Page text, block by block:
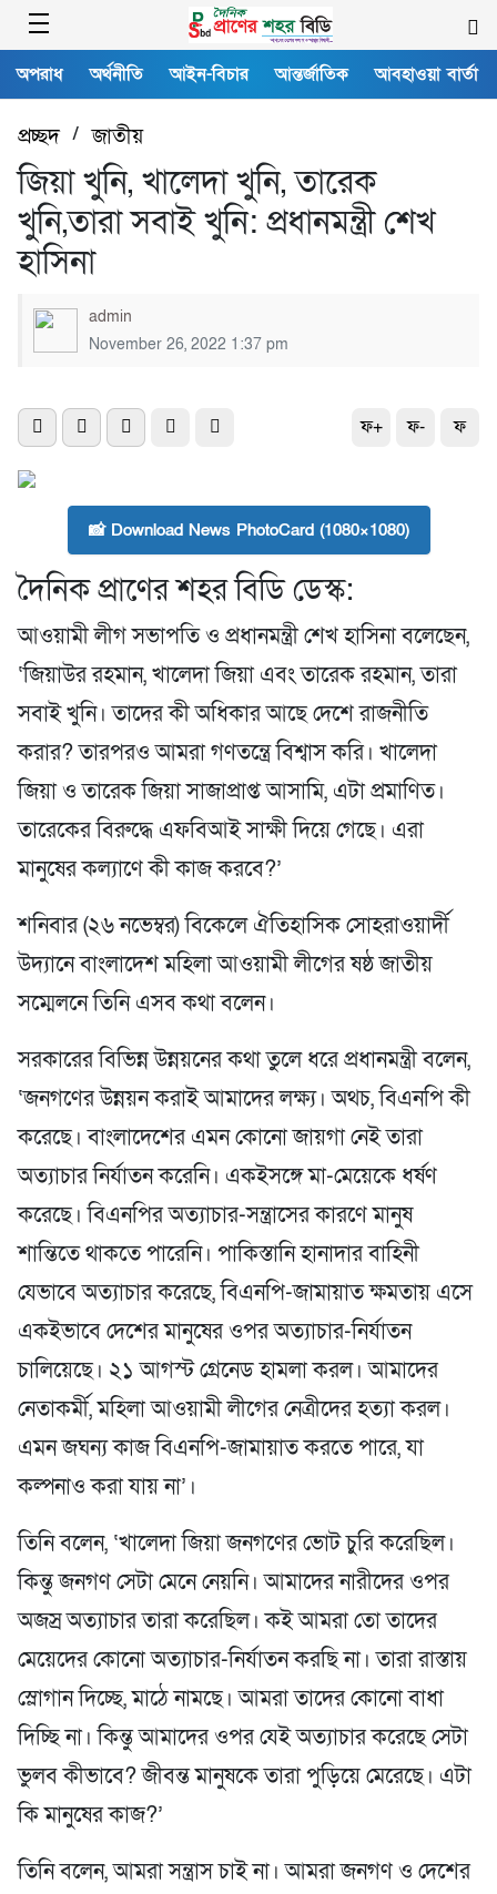
অপরাধ অর্থনীতি আইন-বিচার আন্তর্জাতিক আবহাওয়া বার্তা
প্রচ্ছদ/জাতীয়
জিয়া খুনি, খালেদা খুনি, তারেক
খুনি,তারা সবাই খুনি: প্রধানমন্ত্রী শেখ
হাসিনা
admin
November 26, 2022 1:37 pm
ফ+ ফ- ফ
📸 Download News PhotoCard (1080×1080)
দৈনিক প্রাণের শহর বিডি ডেস্ক:
আওয়ামী লীগ সভাপতি ও প্রধানমন্ত্রী শেখ হাসিনা বলেছেন,
‘জিয়াউর রহমান, খালেদা জিয়া এবং তারেক রহমান, তারা
সবাই খুনি। তাদের কী অধিকার আছে দেশে রাজনীতি
করার? তারপরও আমরা গণতন্ত্রে বিশ্বাস করি। খালেদা
জিয়া ও তারেক জিয়া সাজাপ্রাপ্ত আসামি, এটা প্রমাণিত।
তারেকের বিরুদ্ধে এফবিআই সাক্ষী দিয়ে গেছে। এরা
মানুষের কল্যাণে কী কাজ করবে?’
শনিবার (২৬ নভেম্বর) বিকেলে ঐতিহাসিক সোহরাওয়ার্দী
উদ্যানে বাংলাদেশ মহিলা আওয়ামী লীগের ষষ্ঠ জাতীয়
সম্মেলনে তিনি এসব কথা বলেন।
সরকারের বিভিন্ন উন্নয়নের কথা তুলে ধরে প্রধানমন্ত্রী বলেন,
‘জনগণের উন্নয়ন করাই আমাদের লক্ষ্য। অথচ, বিএনপি কী
করেছে। বাংলাদেশের এমন কোনো জায়গা নেই তারা
অত্যাচার নির্যাতন করেনি। একইসঙ্গে মা-মেয়েকে ধর্ষণ
করেছে। বিএনপির অত্যাচার-সন্ত্রাসের কারণে মানুষ
শান্তিতে থাকতে পারেনি। পাকিস্তানি হানাদার বাহিনী
যেভাবে অত্যাচার করেছে, বিএনপি-জামায়াত ক্ষমতায় এসে
একইভাবে দেশের মানুষের ওপর অত্যাচার-নির্যাতন
চালিয়েছে। ২১ আগস্ট গ্রেনেড হামলা করল। আমাদের
নেতাকর্মী, মহিলা আওয়ামী লীগের নেত্রীদের হত্যা করল।
এমন জঘন্য কাজ বিএনপি-জামায়াত করতে পারে, যা
কল্পনাও করা যায় না’।
তিনি বলেন, ‘খালেদা জিয়া জনগণের ভোট চুরি করেছিল।
কিন্তু জনগণ সেটা মেনে নেয়নি। আমাদের নারীদের ওপর
অজস্র অত্যাচার তারা করেছিল। কই আমরা তো তাদের
মেয়েদের কোনো অত্যাচার-নির্যাতন করছি না। তারা রাস্তায়
স্লোগান দিচ্ছে, মাঠে নামছে। আমরা তাদের কোনো বাধা
দিচ্ছি না। কিন্তু আমাদের ওপর যেই অত্যাচার করেছে সেটা
ভুলব কীভাবে? জীবন্ত মানুষকে তারা পুড়িয়ে মেরেছে। এটা
কি মানুষের কাজ?’
তিনি বলেন, আমরা সন্ত্রাস চাই না। আমরা জনগণ ও দেশের